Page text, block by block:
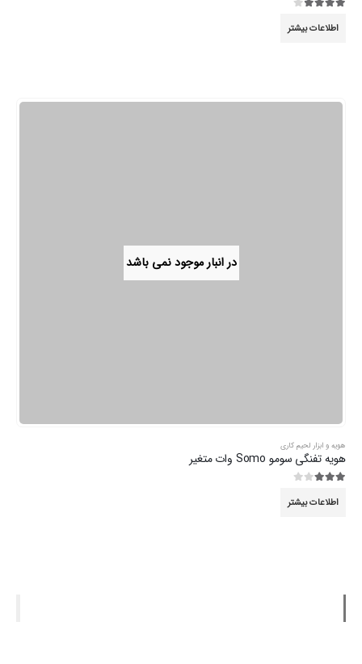
اطلاعات بیشتر
در انبار موجود نمی باشد
هویه و ابزار لحیم کاری
هویه تفنگی سومو Somo وات متغیر
اطلاعات بیشتر